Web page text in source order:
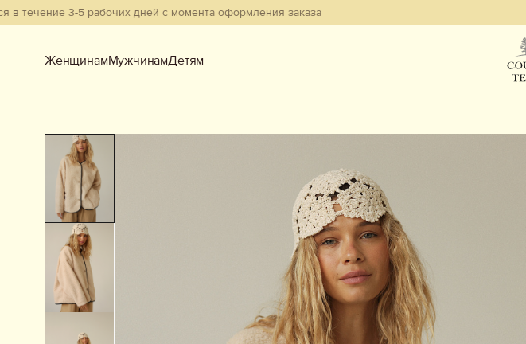
3-5 рабочих дней с момента оформления заказа
ЖенщинамМужчинамДетям
Смотреть всё
Новинки
В наличии
Бестселлеры